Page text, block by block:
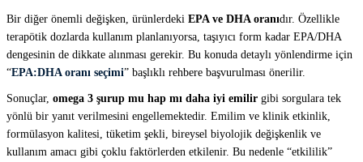
Bir diğer önemli değişken, ürünlerdeki EPA ve DHA oranıdır. Özellikle
terapötik dozlarda kullanım planlanıyorsa, taşıyıcı form kadar EPA/DHA
dengesinin de dikkate alınması gerekir. Bu konuda detaylı yönlendirme için
“EPA:DHA oranı seçimi” başlıklı rehbere başvurulması önerilir.
Sonuçlar, omega 3 şurup mu hap mı daha iyi emilir gibi sorgulara tek
yönlü bir yanıt verilmesini engellemektedir. Emilim ve klinik etkinlik,
formülasyon kalitesi, tüketim şekli, bireysel biyolojik değişkenlik ve
kullanım amacı gibi çoklu faktörlerden etkilenir. Bu nedenle “etkililik”